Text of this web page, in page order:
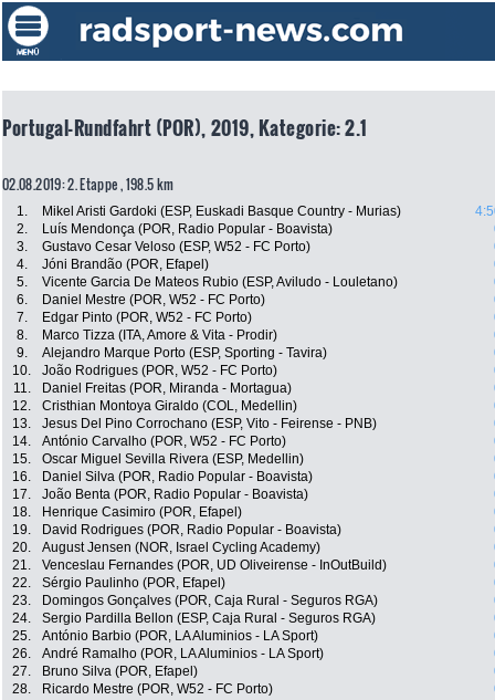
Portugal-Rundfahrt (POR), 2019, Kategorie: 2.1
02.08.2019: 2. Etappe , 198.5 km
1. Mikel Aristi Gardoki (ESP, Euskadi Basque Country - Murias)
2.
Luís Mendonça (POR, Radio Popular - Boavista)
3.
Gustavo Cesar Veloso (ESP, W52 - FC Porto)
4.
Jóni Brandão (POR, Efapel)
5.
Vicente Garcia De Mateos Rubio (ESP, Aviludo - Louletano)
6.
Daniel Mestre (POR, W52 - FC Porto)
7.
Edgar Pinto (POR, W52 - FC Porto)
8.
Marco Tizza (ITA, Amore & Vita - Prodir)
9.
Alejandro Marque Porto (ESP, Sporting - Tavira)
10.
João Rodrigues (POR, W52 - FC Porto)
11.
Daniel Freitas (POR, Miranda - Mortagua)
12.
Cristhian Montoya Giraldo (COL, Medellin)
13.
Jesus Del Pino Corrochano (ESP, Vito - Feirense - PNB)
14.
António Carvalho (POR, W52 - FC Porto)
15.
Oscar Miguel Sevilla Rivera (ESP, Medellin)
16.
Daniel Silva (POR, Radio Popular - Boavista)
17.
João Benta (POR, Radio Popular - Boavista)
18.
Henrique Casimiro (POR, Efapel)
19.
David Rodrigues (POR, Radio Popular - Boavista)
20.
August Jensen (NOR, Israel Cycling Academy)
21.
Venceslau Fernandes (POR, UD Oliveirense - InOutBuild)
22.
Sérgio Paulinho (POR, Efapel)
23.
Domingos Gonçalves (POR, Caja Rural - Seguros RGA)
24.
Sergio Pardilla Bellon (ESP, Caja Rural - Seguros RGA)
25.
António Barbio (POR, LA Aluminios - LA Sport)
26.
André Ramalho (POR, LA Aluminios - LA Sport)
27.
Bruno Silva (POR, Efapel)
28.
Ricardo Mestre (POR, W52 - FC Porto)